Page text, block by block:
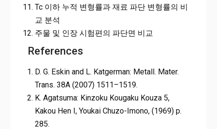
Tc 이하 누적 변형률과 재료 파단 변형률의 비
교 분석
주물 및 인장 시험편의 파단면 비교
References
D. G. Eskin and L. Katgerman: Metall. Mater.
Trans. 38A (2007) 1511–1519.
K. Agatsuma: Kinzoku Kougaku Kouza 5,
Kakou Hen I, Youkai Chuzo-Imono, (1969) p.
285.